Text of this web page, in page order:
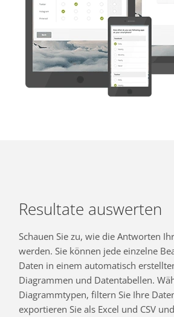
Resultate auswerten
Schauen Sie zu, wie die Antworten
werden. Sie können jede einzelne
Daten in einem automatisch
Diagrammen und Datentabellen.
Diagrammtypen, filtern Sie Ihre
exportieren Sie als Excel und CSV